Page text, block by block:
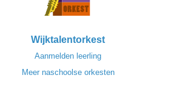
Wijktalentorkest
Aanmelden leerling
Meer naschoolse orkesten